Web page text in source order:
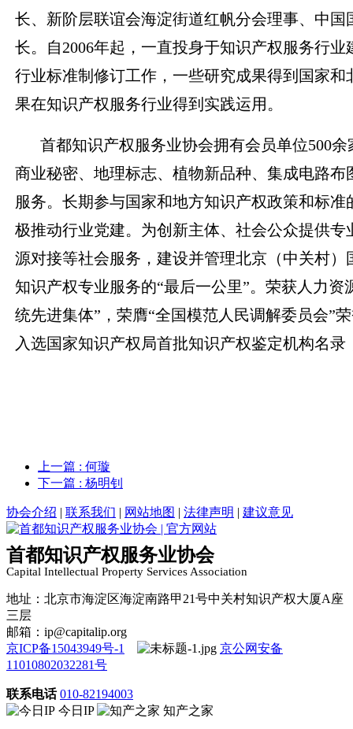
长、新阶层联谊会海淀街道红帆分会理事、中
长。自2006年起，一直投身于知识产权服务行
行业标准制修订工作，一些研究成果得到国家
果在知识产权服务行业得到实践运用。
首都知识产权服务业协会拥有会员单位500
商业秘密、地理标志、植物新品种、集成电路
服务。长期参与国家和地方知识产权政策和标
极推动行业党建。为创新主体、社会公众提供
源对接等社会服务，建设并管理北京（中关村
知识产权专业服务的“最后一公里”。荣获人力
统先进集体”，荣膺“全国模范人民调解委员会”
入选国家知识产权局首批知识产权鉴定机构名录
上一篇 : 何璇
下一篇 : 杨明钊
协会介绍 | 联系我们 | 网站地图 | 法律声明 | 建议意见
首都知识产权服务业协会
Capital Intellectual Property Services Association
地址：北京市海淀区海淀南路甲21号中关村知识产权大厦A座
三层
邮箱：ip@capitalip.org
京ICP备15043949号-1
京公网安备
11010802032281号
联系电话 010-82194003
今日IP
知产之家